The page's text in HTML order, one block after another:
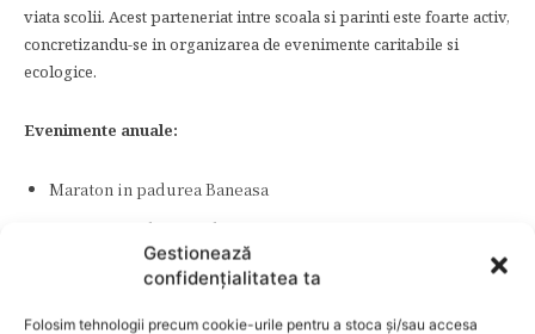
Gestionează
confidențialitatea ta
Folosim tehnologii precum cookie-urile pentru a stoca și/sau accesa
viata scolii. Acest parteneriat intre scoala si parinti este foarte activ,
concretizandu-se in organizarea de evenimente caritabile si
ecologice.
Evenimente anuale:
Maraton in padurea Baneasa
Parents-Teachers Barbeque
Carnaval de Halloween